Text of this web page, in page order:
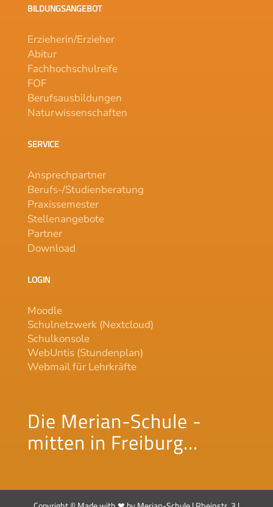
BILDUNGSANGEBOT
Erzieherin/Erzieher
Abitur
Fachhochschulreife
FOF
Berufsausbildungen
Naturwissenschaften
SERVICE
Ansprechpartner
Berufs-/Studienberatung
Praxissemester
Stellenangebote
Partner
Download
LOGIN
Moodle
Schulnetzwerk (Nextcloud)
Schulkonsole
WebUntis (Stundenplan)
Webmail für Lehrkräfte
Die Merian-Schule -
mitten in Freiburg...